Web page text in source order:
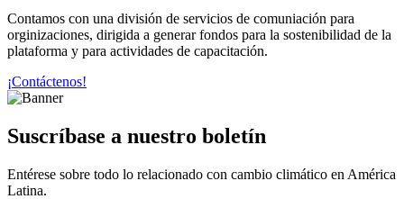
Contamos con una división de servicios de comuniación para
orginizaciones, dirigida a generar fondos para la sostenibilidad de la
plataforma y para actividades de capacitación.
¡Contáctenos!
Suscríbase a nuestro boletín
Entérese sobre todo lo relacionado con cambio climático en América
Latina.